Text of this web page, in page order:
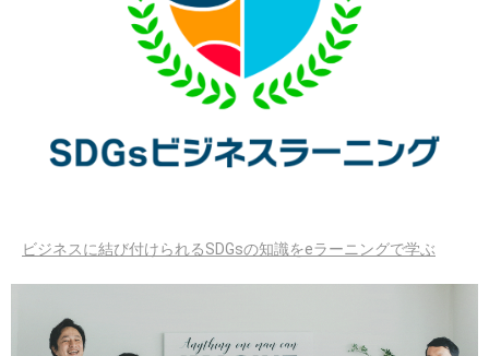
ビジネスに結び付けられるSDGsの知識をeラーニングで学ぶ